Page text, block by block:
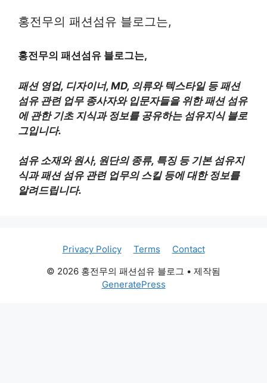
홍전무의 패션섬유 블로그는,
홍전무의 패션섬유 블로그는,
패션 영업, 디자이너, MD, 의류와 텍스타일 등 패션
섬유 관련 업무 종사자와 입문자들을 위한 패션 섬유
에 관한 기초 지식과 정보를 공유하는 섬유지식 블로
그입니다.
섬유 소재와 원사, 원단의 종류, 특징 등 기본 섬유지
식과 패션 섬유 관련 업무의 스킬 등에 대한 정보를
알려드립니다.
Privacy Policy Terms
Contact
© 2026 홍전무의 패션섬유 블로그 • 제작됨
GeneratePress